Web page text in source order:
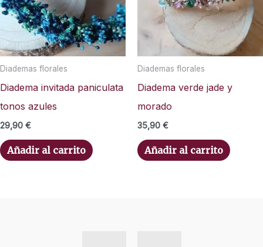
Diademas florales
Diadema invitada paniculata
tonos azules
29,90 €
Añadir al carrito
Diademas florales
Diadema verde jade y
morado
35,90 €
Añadir al carrito